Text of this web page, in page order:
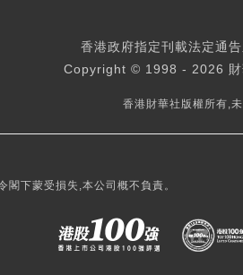
香港政府指定刊載法定通
Copyright © 1998 - 2026 財
香港財華社版權所有,
下蒙受損失,本公司概不負責。